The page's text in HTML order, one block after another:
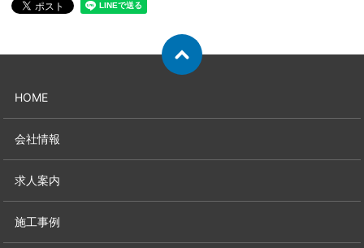
HOME
会社情報
求人案内
施工事例